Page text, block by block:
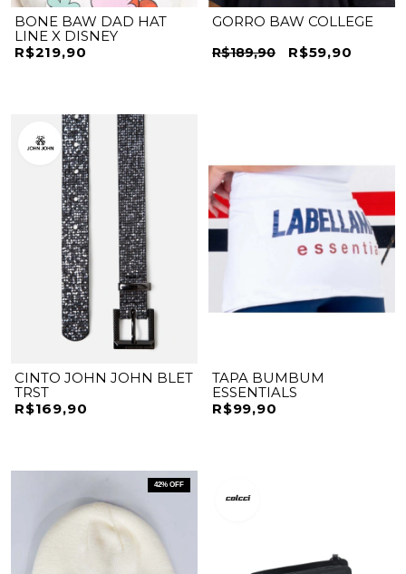
BONE BAW DAD HAT
LINE X DISNEY
R$219,90
GORRO BAW COLLEGE
R$189,90 R$59,90
CINTO JOHN JOHN BLET
TRST
R$169,90
TAPA BUMBUM
ESSENTIALS
R$99,90
42% OFF